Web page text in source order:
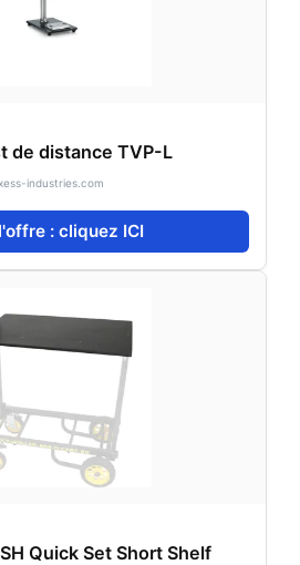
de distance TVP-L
industries.com
: cliquez ICI
Quick Set Short Shelf